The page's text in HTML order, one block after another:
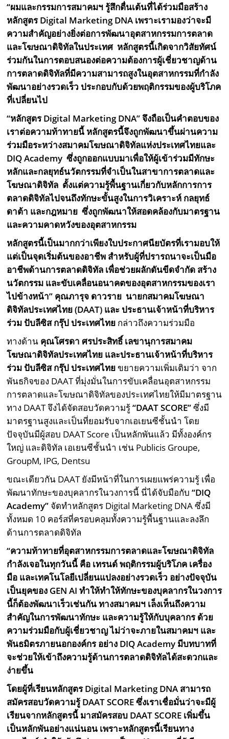
“ผมและกรรมการสมาคมฯ รู้สึกตื่นเต้นที่ได้ร่วมมือสร้าง
หลักสูตร Digital Marketing DNA เพราะเรามองว่าจะมี
ความสำคัญอย่างยิ่งต่อการพัฒนาอุตสาหกรรมการตลาด
และโฆษณาดิจิทัลในประเทศ หลักสูตรนี้เกิดจากวิสัยทัศน์
ร่วมกันในการตอบสนองต่อความต้องการผู้เชี่ยวชาญด้าน
การตลาดดิจิทัลที่มีความสามารถสูงในอุตสาหกรรมที่กำลัง
พัฒนาอย่างรวดเร็ว ประกอบกับด้วยพฤติกรรมของผู้บริโภค
ที่เปลี่ยนไป
“หลักสูตร Digital Marketing DNA” จึงถือเป็นคำตอบของ
เราต่อความท้าทายนี้ หลักสูตรนี้จึงถูกพัฒนาขึ้นผ่านความ
ร่วมมือระหว่างสมาคมโฆษณาดิจิทัลแห่งประเทศไทยและ
DIQ Academy ซึ่งถูกออกแบบมาเพื่อให้ผู้เข้าร่วมมีทักษะ
หลักและกลยุทธ์นวัตกรรมที่จำเป็นในสาขาการตลาดและ
โฆษณาดิจิทัล ตั้งแต่ความรู้พื้นฐานเกี่ยวกับหลักการการ
ตลาดดิจิทัลไปจนถึงทักษะขั้นสูงในการวิเคราะห์ กลยุทธ์
ดาต้า และกฎหมาย ซึ่งถูกพัฒนาให้สอดคล้องกับมาตรฐาน
และความคาดหวังของอุตสาหกรรม
หลักสูตรนี้เป็นมากกว่าเพียงใบประกาศนียบัตรที่เรามอบให้
แต่เป็นจุดเริ่มต้นของอาชีพ สำหรับผู้ที่ปรารถนาจะเป็นมือ
อาชีพด้านการตลาดดิจิทัล เพื่อช่วยผลักดันขีดจำกัด สร้าง
นวัตกรรม และขับเคลื่อนอนาคตของอุตสาหกรรมของเรา
ไปข้างหน้า” คุณภารุจ ดาวราย นายกสมาคมโฆษณา
ดิจิทัลประเทศไทย (DAAT) และ ประธานเจ้าหน้าที่บริหาร
ร่วม ปับลีซิส กรุ๊ป ประเทศไทย กล่าวถึงความร่วมมือ
ทางด้าน คุณโศรดา ศรประสิทธิ์ เลขานุการสมาคม
โฆษณาดิจิทัลประเทศไทย และประธานเจ้าหน้าที่บริหาร
ร่วม ปับลีซิส กรุ๊ป ประเทศไทยขยายความเพิ่มเติมว่า จาก
พันธกิจของ DAAT ที่มุ่งมั่นในการขับเคลื่อนอุตสาหกรรม
การตลาดและโฆษณาดิจิทัลของประเทศไทยให้มีมาตรฐาน
ทาง DAAT จึงได้จัดสอบวัดความรู้“DAAT SCORE”ซึ่งมี
มาตรฐานสูงและเป็นที่ยอมรับจากเอเยนซีชั้นนำ โดย
ปัจจุบันมีผู้สอบ DAAT Score เป็นหลักพันแล้ว มีทั้งองค์กร
ใหญ่ และดิจิทัล เอเยนซีชั้นนำ เช่น Publicis Groupe,
GroupM, IPG, Dentsu
ขณะเดียวกัน DAAT ยังมีหน้าที่ในการเผยแพร่ความรู้ เพื่อ
พัฒนาทักษะของบุคลากรในวงการนี้ นี่ได้จับมือกับ“DIQ
Academy” จัดทำหลักสูตร Digital Marketing DNA ซึ่งมี
ทั้งหมด 10 คอร์สที่ครอบคลุมทั้งความรู้พื้นฐานและลงลึก
ด้านการตลาดดิจิทัล
“ความท้าทายที่อุตสาหกรรมการตลาดและโฆษณาดิจิทัล
กำลังเจอในทุกวันนี้ คือ เทรนด์ พฤติกรรมผู้บริโภค เครื่อง
มือ และเทคโนโลยีเปลี่ยนแปลงอย่างรวดเร็ว อย่างปัจจุบัน
เป็นยุคของ GEN AI ทำให้ทำให้ทักษะของบุคลากรในวงการ
นี้ก็ต้องพัฒนาเร็วเช่นกัน ทางสมาคมฯ เล็งเห็นถึงความ
สำคัญในการพัฒนาทักษะ และความรู้ให้กับบุคลากร ด้วย
ความร่วมมือกับผู้เชี่ยวชาญ ไม่ว่าจะภายในสมาคมฯ และ
พันธมิตรภายนอกองค์กร อย่าง DIQ Academy มีบทบาทที่
จะช่วยให้เข้าถึงความรู้ด้านการตลาดดิจิทัลได้สะดวกและ
ง่ายขึ้น
โดยผู้ที่เรียนหลักสูตรDigital Marketing DNA สามารถ
สมัครสอบวัดความรู้DAAT SCOREซึ่งเราเชื่อมั่นว่าจะมีผู้
เรียนจากหลักสูตรนี้ มาสมัครสอบ DAAT SCORE เพิ่มขึ้น
เป็นหลักพันอย่างแน่นอน เพราะหลักสูตรนี้เรียนทาง